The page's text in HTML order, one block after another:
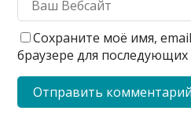
Сохраните моё имя,
браузере для